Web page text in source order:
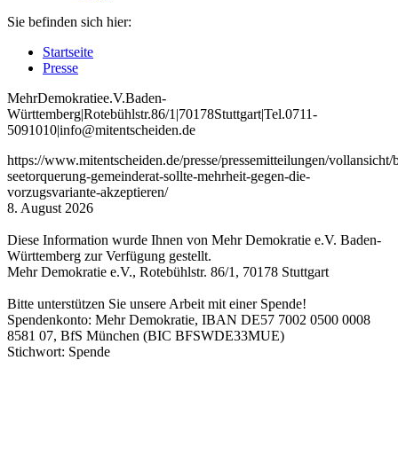
Sie befinden sich hier:
Startseite
Presse
MehrDemokratiee.V.Baden-
Württemberg|Rotebühlstr.86/1 |70178Stuttgart|Tel.0711-
5091010|info@mitentscheiden.de
https://www.mitentscheiden.de/presse/pressemitteilungen/vollansicht/
seetorquerung-gemeinderat-sollte-mehrheit-gegen-die-
vorzugsvariante-akzeptieren/
8. August 2026
Diese Information wurde Ihnen von Mehr Demokratie e.V. Baden-
Württemberg zur Verfügung gestellt.
Mehr Demokratie e.V., Rotebühlstr. 86/1, 70178 Stuttgart
Bitte unterstützen Sie unsere Arbeit mit einer Spende!
Spendenkonto: Mehr Demokratie, IBAN DE57 7002 0500 0008
8581 07, BfS München (BIC BFSWDE33MUE)
Stichwort: Spende